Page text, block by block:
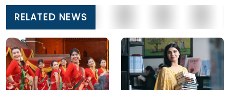
RELATED NEWS